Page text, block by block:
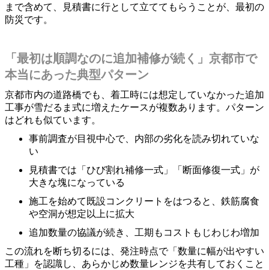
まで含めて、見積書に行として立ててもらうことが、最初の
防災です。
「最初は順調なのに追加補修が続く」京都市で
本当にあった典型パターン
京都市内の道路橋でも、着工時には想定していなかった追加
工事が雪だるま式に増えたケースが複数あります。パターン
はどれも似ています。
事前調査が目視中心で、内部の劣化を読み切れていな
い
見積書では「ひび割れ補修一式」「断面修復一式」が
大きな塊になっている
施工を始めて既設コンクリートをはつると、鉄筋腐食
や空洞が想定以上に拡大
追加数量の協議が続き、工期もコストもじわじわ増加
この流れを断ち切るには、発注時点で「数量に幅が出やすい
工種」を認識し、あらかじめ数量レンジを共有しておくこと